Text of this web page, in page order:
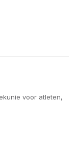
voor atleten,